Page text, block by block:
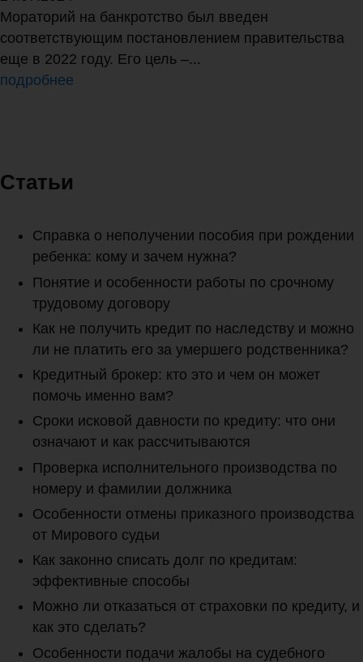
Мораторий на банкротство был введен
соответствующим постановлением правительства
еще в 2022 году. Его цель –...
подробнее
Статьи
Справка о неполучении пособия при рождении
ребенка: кому и зачем нужна?
Понятие и особенности работы по срочному
трудовому договору
Как не получить кредит по наследству и можно
ли не платить его за умершего родственника?
Кредитный брокер: кто это и чем он может
помочь именно вам?
Сроки исковой давности по кредиту: что они
означают и как рассчитываются
Проверка исполнительного производства по
номеру и фамилии должника
Особенности отмены приказного производства
от Мирового судьи
Как законно списать долг по кредитам:
эффективные способы
Можно ли отказаться от страховки по кредиту, и
как это сделать?
Особенности подачи жалобы на судебного